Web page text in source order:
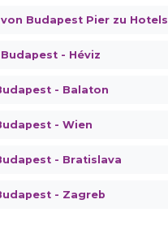
Budapest Pier zu Hotels
- Héviz
- Balaton
- Wien
- Bratislava
- Zagreb